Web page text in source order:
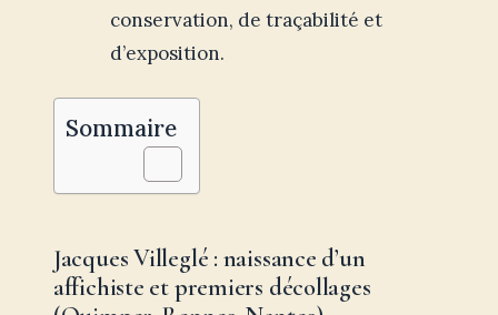
conservation, de traçabilité et
d’exposition.
Sommaire
Jacques Villeglé : naissance d’un
affichiste et premiers décollages